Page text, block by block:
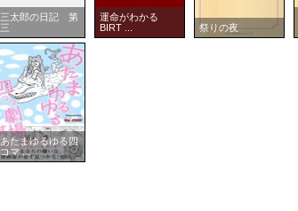
三太郎の日記 第
三
運命がわかる
BIRT ...
祭りの夜
あたまゆるゆる四
コマ ...